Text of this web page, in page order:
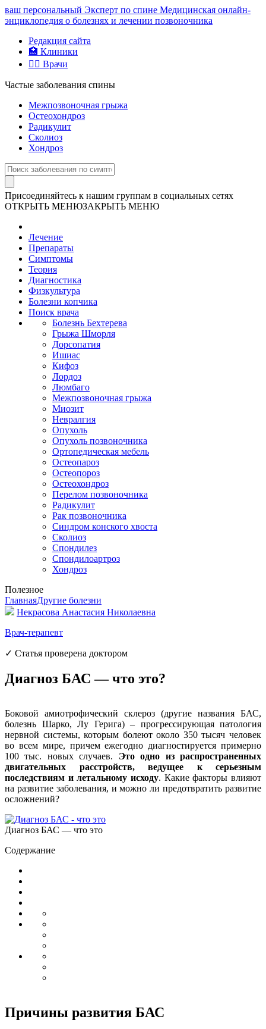
ваш персональный Эксперт по спине Медицинская онлайн-
энциклопедия о болезнях и лечении позвоночника
Редакция сайта
🏥 Клиники
👨‍⚕️ Врачи
Частые заболевания спины
Межпозвоночная грыжа
Остеохондроз
Радикулит
Сколиоз
Хондроз
Присоединяйтесь к нашим группам в социальных сетях
ОТКРЫТЬ МЕНЮЗАКРЫТЬ МЕНЮ
Лечение
Препараты
Симптомы
Теория
Диагностика
Физкультура
Болезни копчика
Поиск врача
Болезнь Бехтерева
Грыжа Шморля
Дорсопатия
Ишиас
Кифоз
Лордоз
Люмбаго
Межпозвоночная грыжа
Миозит
Невралгия
Опухоль
Опухоль позвоночника
Ортопедическая мебель
Остеопароз
Остеопороз
Остеохондроз
Перелом позвоночника
Радикулит
Рак позвоночника
Синдром конского хвоста
Сколиоз
Спондилез
Спондилоартроз
Хондроз
Полезное
ГлавнаяДругие болезни
Некрасова Анастасия Николаевна
Врач-терапевт
✓ Статья проверена доктором
Диагноз БАС — что это?
Боковой амиотрофический склероз (другие названия БАС,
болезнь Шарко, Лу Герига) – прогрессирующая патология
нервной системы, которым болеют около 350 тысяч человек
во всем мире, причем ежегодно диагностируется примерно
100 тыс. новых случаев. Это одно из распространенных
двигательных расстройств, ведущее к серьезным
последствиям и летальному исходу. Какие факторы влияют
на развитие заболевания, и можно ли предотвратить развитие
осложнений?
Диагноз БАС — что это
Содержание
Причины развития БАС